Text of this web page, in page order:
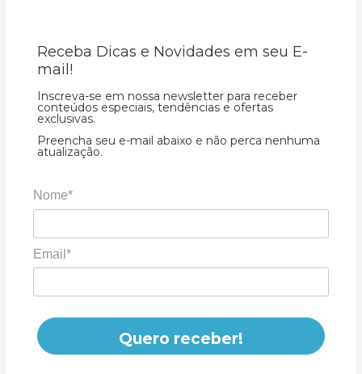
Receba Dicas e Novidades em seu E-
mail!
Inscreva-se em nossa newsletter para receber
conteúdos especiais, tendências e ofertas
exclusivas.
Preencha seu e-mail abaixo e não perca nenhuma
atualização.
Nome*
Email*
Quero receber!